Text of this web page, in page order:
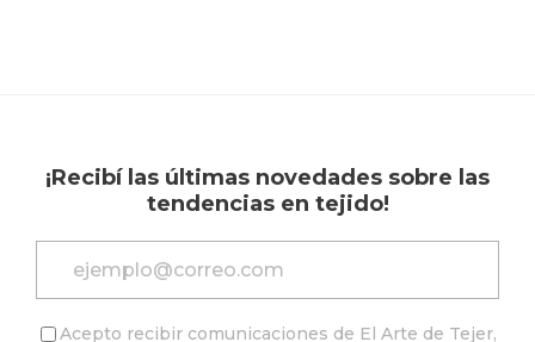
¡Recibí las últimas novedades sobre las
tendencias en tejido!
Acepto recibir comunicaciones de El Arte de Tejer,